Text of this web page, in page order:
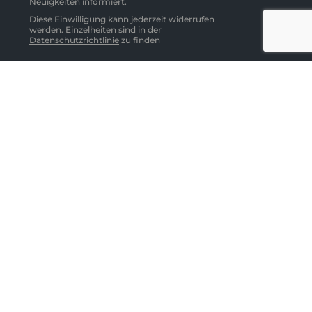
Diese Einwilligung kann jederzeit widerrufen
werden. Einzelheiten sind in der
Datenschutzrichtlinie zu finden